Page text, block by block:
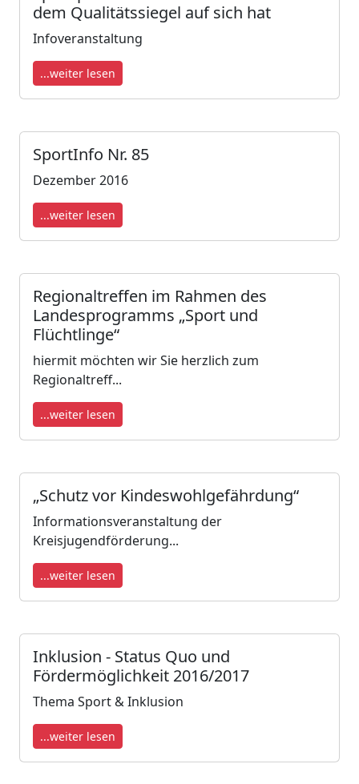
dem Qualitätssiegel auf sich hat
Infoveranstaltung
...weiter lesen
SportInfo Nr. 85
Dezember 2016
...weiter lesen
Regionaltreffen im Rahmen des
Landesprogramms „Sport und
Flüchtlinge“
hiermit möchten wir Sie herzlich zum
Regionaltreff...
...weiter lesen
„Schutz vor Kindeswohlgefährdung“
Informationsveranstaltung der
Kreisjugendförderung...
...weiter lesen
Inklusion - Status Quo und
Fördermöglichkeit 2016/2017
Thema Sport & Inklusion
...weiter lesen